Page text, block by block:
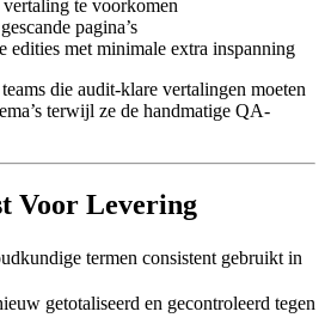
te voorkomen
pagina’s
edities met minimale extra inspanning
die audit-klare vertalingen moeten
terwijl ze de handmatige QA-
Voor Levering
termen consistent gebruikt in
getotaliseerd en gecontroleerd tegen